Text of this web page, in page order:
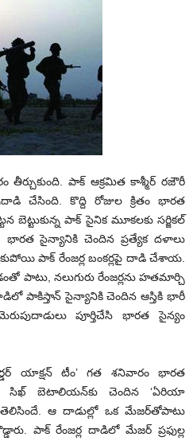
తీర్చుకుంది. పాక్ ఆక్రమిత కాశ్మీర్ రజౌరీ
చేసింది. కొద్ది రోజుల క్రితం భారత
బెట్టుకున్న పాక్ సైనిక మూకలకు సర్జికల్
భారత సైన్యానికి చెందిన ప్రత్యేక దళాలు
పాక్ రేంజర్ల బంకర్లపై దాడి చేశాయ.
పాటు, నలుగురు రేంజర్లను హతమార్చి
పాకిస్తాన్ సైన్యానికి చెందిన ఆస్తికి భారీ
పూర్తిచేసి భారత సైన్యం
యాక్షన్ టీం’ గత శనివారం భారత
సిఖ్ బెటాలియన్‌కు చెందిన ‘ఏరియా
ఆ దాడుల్లో ఒక మేజర్‌తోపాటు
పాక్ రేంజర్ల దాడిలో మేజర్ ప్రఫుల్ల